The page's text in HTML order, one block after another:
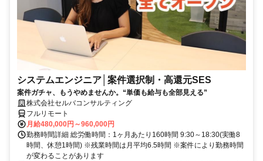
システムエンジニア│案件選択制・高還元SES
案件ガチャ、もうやめませんか。“単価も給与も全部見える”
株式会社セルバコンサルティング
フルリモート
月給480,000円～960,000円
勤務時間詳細 総労働時間：1ヶ月あたり160時間 9:30～18:30(実働8
時間、休憩1時間) ※残業時間は月平均6.5時間 ※案件により勤務時間
が変わることがあります